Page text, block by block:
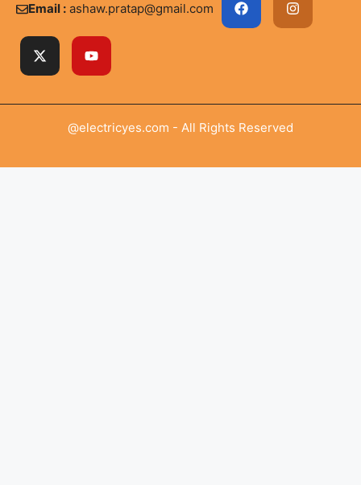
Email : ashaw.pratap@gmail.com
@electricyes.com - All Rights Reserved